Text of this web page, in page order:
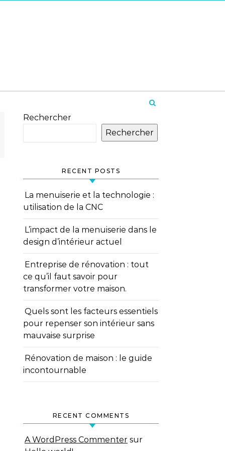
Rechercher
Rechercher
RECENT POSTS
La menuiserie et la technologie :
utilisation de la CNC
L’impact de la menuiserie dans le
design d’intérieur actuel
Entreprise de rénovation : tout
ce qu’il faut savoir pour
transformer votre maison.
Quels sont les facteurs essentiels
pour repenser son intérieur sans
mauvaise surprise
Rénovation de maison : le guide
incontournable
RECENT COMMENTS
A WordPress Commenter sur